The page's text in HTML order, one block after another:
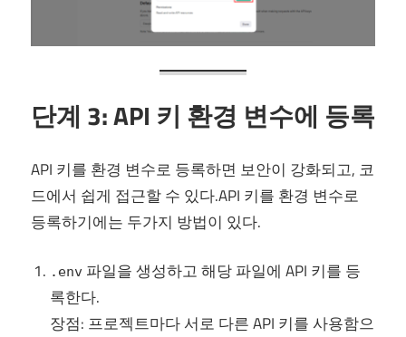
단계 3: API 키 환경 변수에 등록
API 키를 환경 변수로 등록하면 보안이 강화되고, 코
드에서 쉽게 접근할 수 있다.API 키를 환경 변수로
등록하기에는 두가지 방법이 있다.
.env 파일을 생성하고 해당 파일에 API 키를 등
록한다.
장점: 프로젝트마다 서로 다른 API 키를 사용함으